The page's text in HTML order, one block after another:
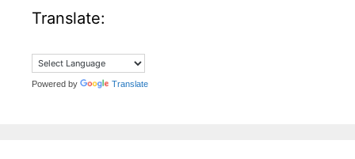
Translate:
Powered by Translate